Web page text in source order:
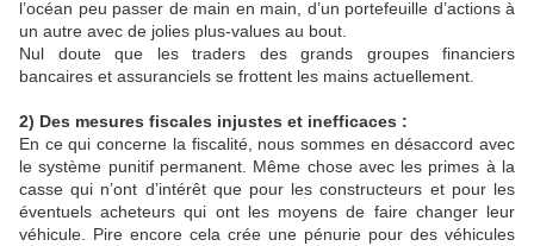
l’océan peu passer de main en main, d’un portefeuille d’actions à
un autre avec de jolies plus-values au bout.
Nul doute que les traders des grands groupes financiers
bancaires et assuranciels se frottent les mains actuellement.
2) Des mesures fiscales injustes et inefficaces :
En ce qui concerne la fiscalité, nous sommes en désaccord avec
le système punitif permanent. Même chose avec les primes à la
casse qui n’ont d’intérêt que pour les constructeurs et pour les
éventuels acheteurs qui ont les moyens de faire changer leur
véhicule. Pire encore cela crée une pénurie pour des véhicules